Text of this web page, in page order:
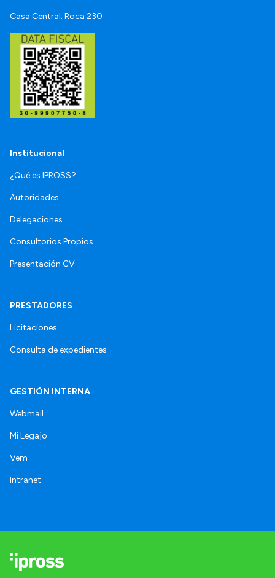
Casa Central: Roca 230
Institucional
¿Qué es IPROSS?
Autoridades
Delegaciones
Consultorios Propios
Presentación CV
PRESTADORES
Licitaciones
Consulta de expedientes
GESTIÓN INTERNA
Webmail
Mi Legajo
Vem
Intranet